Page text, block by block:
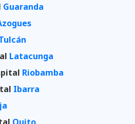
Guaranda
Latacunga
Riobamba
Ibarra